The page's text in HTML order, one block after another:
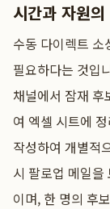
시간과 자원
수동 다이렉트 소
필요하다는 것입
채널에서 잠재
여 엑셀 시트에
작성하여 개별적
시 팔로업 메일을
이며, 한 명의 후